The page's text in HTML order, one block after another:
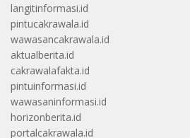
langitinformasi.id
pintucakrawala.id
wawasancakrawala.id
aktualberita.id
cakrawalafakta.id
pintuinformasi.id
wawasaninformasi.id
horizonberita.id
portalcakrawala.id